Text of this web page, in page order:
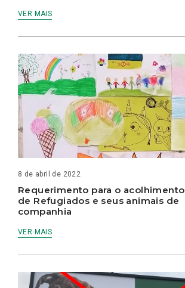
VER MAIS
8 de abril de 2022
Requerimento para o acolhimento
de Refugiados e seus animais de
companhia
VER MAIS